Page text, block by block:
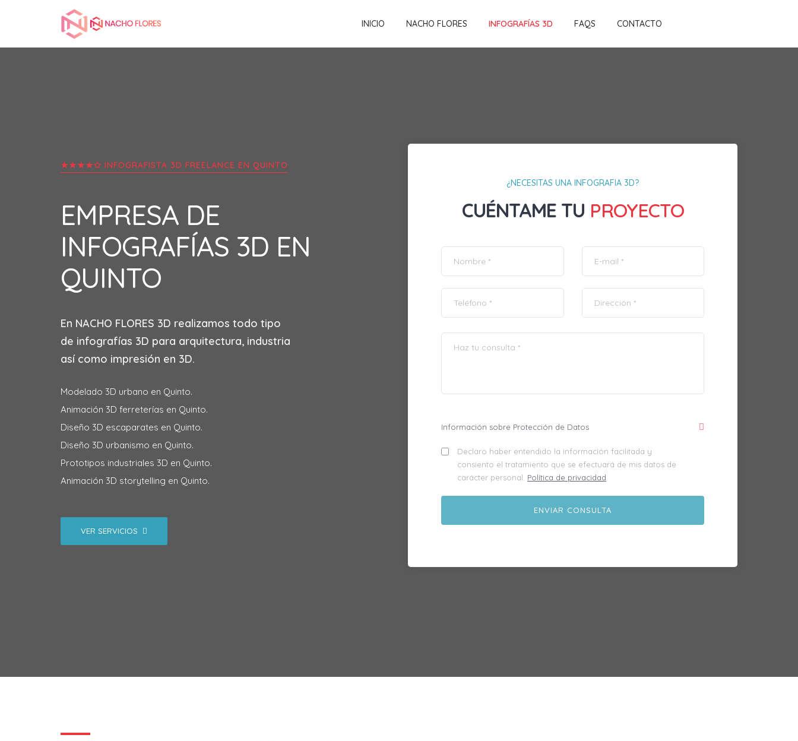
INICIO NACHO FLORES INFOGRAFÍAS 3D FAQS CONTACTO
★★★★✩ INFOGRAFISTA 3D FREELANCE EN QUINTO
EMPRESA DE
INFOGRAFÍAS 3D EN
QUINTO
En NACHO FLORES 3D realizamos todo tipo
de infografías 3D para arquitectura, industria
así como impresión en 3D.
Modelado 3D urbano en Quinto.
Animación 3D ferreterías en Quinto.
Diseño 3D escaparates en Quinto.
Diseño 3D urbanismo en Quinto.
Prototipos industriales 3D en Quinto.
Animación 3D storytelling en Quinto.
VER SERVICIOS
¿NECESITAS UNA INFOGRAFIA 3D?
CUÉNTAME TU PROYECTO
Información sobre Protección de Datos
Declaro haber entendido la información facilitada y
consiento el tratamiento que se efectuará de mis datos de
carácter personal. Política de privacidad